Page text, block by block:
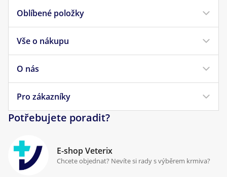
Oblíbené položky
Krmivo pro psy
Krmivo pro kočky
Veterinární diety
Pamlsky pro psy
Vše o nákupu
Doprava a platba
Obchodní podmínky
Reklamace a vrácení
Cookies a podmínky používání
O nás
Náš příběh
Pro zákazníky
Klinika Prostějov
Poradna
Potřebujete poradit?
E-shop Veterix
Chcete objednat? Nevíte si rady s výběrem krmiva?